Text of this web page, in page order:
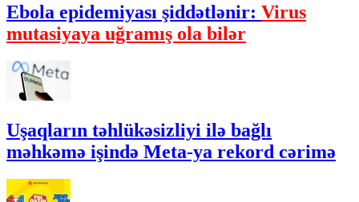
Ebola epidemiyası şiddətlənir: Virus
mutasiyaya uğramış ola bilər
Uşaqların təhlükəsizliyi ilə bağlı
məhkəmə işində Meta-ya rekord cərimə